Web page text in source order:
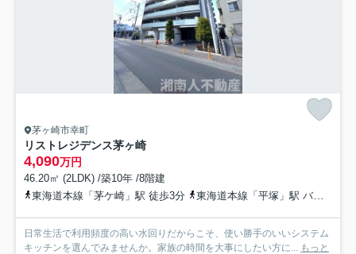
茅ヶ崎市幸町
リストレジデンス茅ヶ崎
4,090万円
46.20㎡ (2LDK) /築10年 /8階建
東海道本線「茅ケ崎」駅 徒歩3分
東海道本線「平塚」駅 バス17分 神奈川中央交通「茅ヶ崎駅」 停歩5分
日常生活で利用頻度の高い水回りだからこそ、使い勝手のいいシステム
キッチンを選んでみませんか。家族の時間を大事にしたい方に... もっと